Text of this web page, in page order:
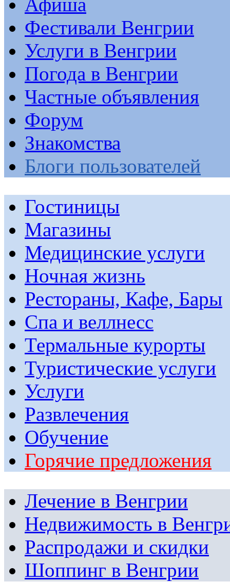
Фестивали Венгрии
Услуги в Венгрии
Погода в Венгрии
Частные объявления
Форум
Знакомства
Блоги пользователей
Гостиницы
Магазины
Медицинские услуги
Ночная жизнь
Рестораны, Кафе, Бары
Спа и веллнесс
Термальные курорты
Туристические услуги
Услуги
Развлечения
Обучение
Горячие предложения
Лечение в Венгрии
Недвижимость в
Распродажи и скидки
Шоппинг в Венгрии